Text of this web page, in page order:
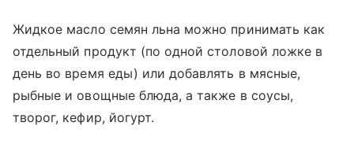
Жидкое масло семян льна можно принимать как
отдельный продукт (по одной столовой ложке в
день во время еды) или добавлять в мясные,
рыбные и овощные блюда, а также в соусы,
творог, кефир, йогурт.